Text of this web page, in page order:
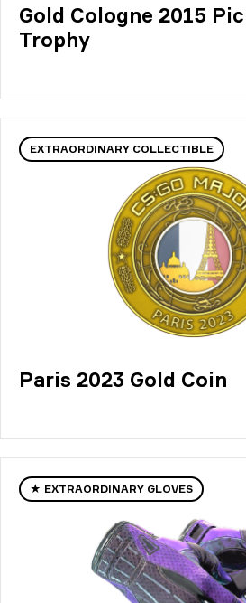
Gold Cologne 2015
Trophy
EXTRAORDINARY COLLECTIBLE
Paris 2023 Gold Coin
★ EXTRAORDINARY GLOVES